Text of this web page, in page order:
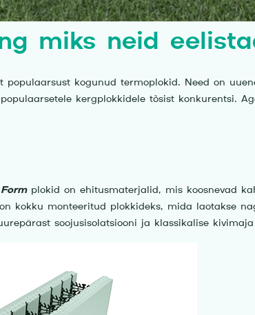
miks neid
kogunud termoplokid. Need on
kergplokkidele tõsist konkurentsi.
plokid on ehitusmaterjalid, mis koosnevad
kokku monteeritud plokkideks, mida laotakse
soojusisolatsiooni ja klassikalise